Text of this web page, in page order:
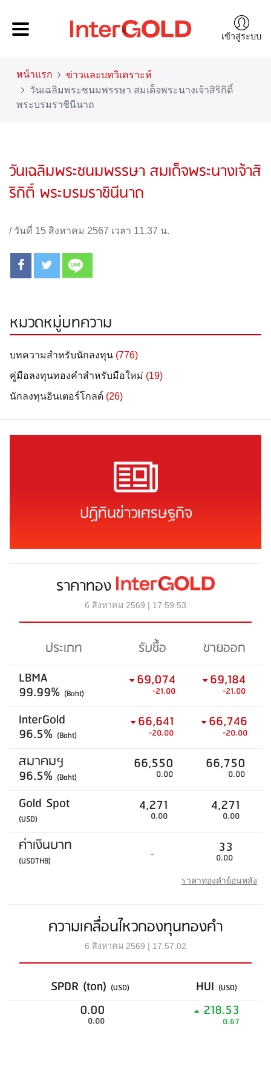
เข้าสู่ระบบ
หน้าแรก
ข่าวและบทวิเคราะห์
วันเฉลิมพระชนมพรรษา สมเด็จพระนางเจ้าสิริกิติ์
พระบรมราชินีนาถ
วันเฉลิมพระชนมพรรษา สมเด็จพระนางเจ้าสิ
ริกิติ์ พระบรมราชินีนาถ
/ วันที่ 15 สิงหาคม 2567 เวลา 11.37 น.
หมวดหมู่บทความ
บทความสำหรับนักลงทุน (776)
คู่มือลงทุนทองคำสำหรับมือใหม่ (19)
นักลงทุนอินเตอร์โกลด์ (26)
ปฏิทินข่าวเศรษฐกิจ
ราคาทอง
6 สิงหาคม 2569 | 17:59:53
ประเภท รับซื้อ
ขายออก
LBMA
99.99% (Baht)
69,074
-21.00
69,184
-21.00
InterGold
96.5% (Baht)
66,641
-20.00
66,746
-20.00
สมาคมฯ
96.5% (Baht)
66,550
0.00
66,750
0.00
Gold Spot
(USD)
4,271
0.00
4,271
0.00
ค่าเงินบาท
(USDTHB) - 33
0.00
ราคาทองคำย้อนหลัง
ความเคลื่อนไหวกองทุนทองคำ
6 สิงหาคม 2569 | 17:57:02
SPDR (ton) (USD) HUI (USD)
0.00
0.00
218.53
0.67